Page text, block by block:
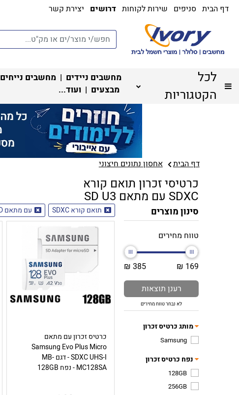
דף הבית סניפים שירות לקוחות דרושים יצירת קשר
לכל
הקטגוריות
מחשבים ניידים | מחשבים נייחים
מבצעים | ועוד...
דף הבית אחסון נתונים חיצוני
כרטיסי זכרון תואם קורא
SDXC עם מתאם SD U3
סינון מוצרים
טווח מחירים
169 ₪
385 ₪
רענן תוצאות
לא נבחר טווח מחירים
מותג כרטיס זכרון
Samsung
נפח כרטיס זכרון
128GB
256GB
תואם קורא SDXC עם מתאם SD
כרטיס זכרון עם מתאם
Samsung Evo Plus Micro
SDXC UHS-I - דגם MB-
MC128SA - נפח 128GB